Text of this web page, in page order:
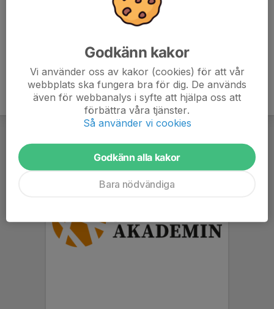
Godkänn kakor
Vi använder oss av kakor (cookies) för att vår
webbplats ska fungera bra för dig. De används
även för webbanalys i syfte att hjälpa oss att
förbättra våra tjänster.
Så använder vi cookies
Godkänn alla kakor
Bara nödvändiga